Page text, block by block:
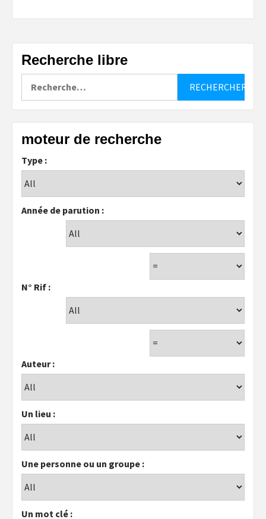
Recherche libre
moteur de recherche
Type :
Année de parution :
N° Rif :
Auteur :
Un lieu :
Une personne ou un groupe :
Un mot clé :